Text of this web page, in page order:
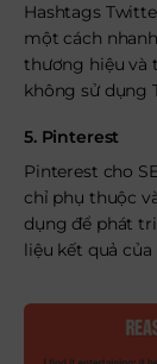
Hashtags
một cách
thương hiệu và
không sử dụng
5. Pinterest
Pinterest cho
chỉ phụ thuộc
dụng để phát
liệu kết quả